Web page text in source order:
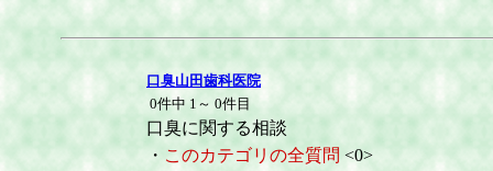
口臭山田歯科医院
0件中 1～ 0件目
口臭に関する相談
・ このカテゴリの全質問 <0>